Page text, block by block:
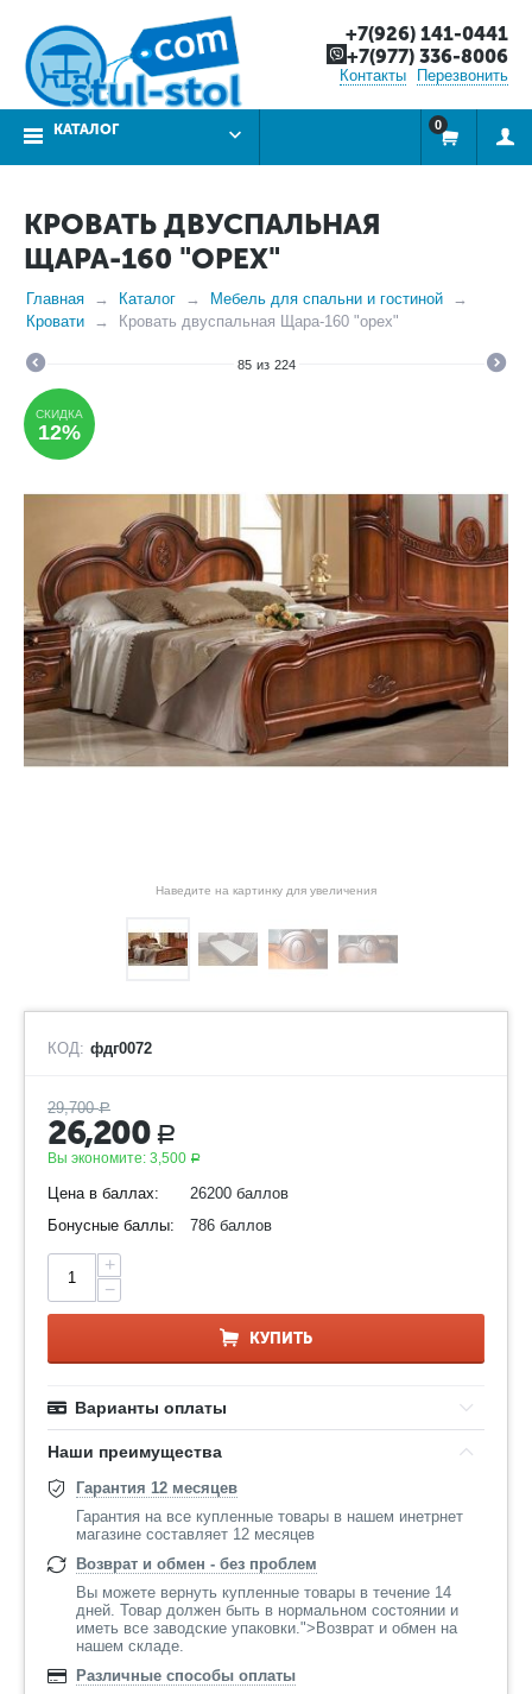
+7(926) 141-0441
+7(977) 336-8006
Контакты Перезвонить
КАТАЛОГ 0
КРОВАТЬ ДВУСПАЛЬНАЯ
ЩАРА-160 "ОРЕХ"
Главная Каталог
Мебель для спальни и гостиной
Кровати
Кровать двуспальная Щара-160 "орех"
85 из 224
СКИДКА
12%
Наведите на картинку для увеличения
КОД: фдг0072
29,700 Р
26,200 Р
Вы экономите: 3,500 Р
Цена в баллах:
26200 баллов
Бонусные баллы:
786 баллов
+
−
КУПИТЬ
Варианты оплаты
Наши преимущества
Гарантия 12 месяцев
Гарантия на все купленные товары в нашем инетрнет
магазине составляет 12 месяцев
Возврат и обмен - без проблем
Вы можете вернуть купленные товары в течение 14
дней. Товар должен быть в нормальном состоянии и
иметь все заводские упаковки.">Возврат и обмен на
нашем складе.
Различные способы оплаты